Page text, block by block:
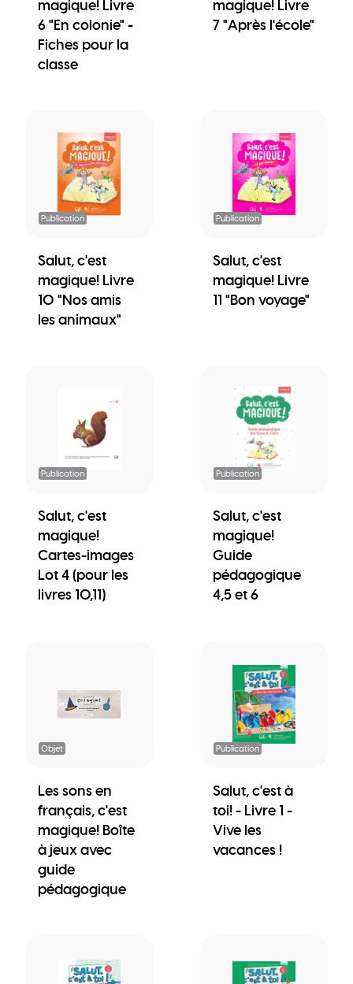
magique! Livre
6 "En colonie" -
Fiches pour la
classe
magique! Livre
7 "Après l'école"
Publication
Salut, c'est
magique! Livre
10 "Nos amis
les animaux"
Publication
Salut, c'est
magique! Livre
11 "Bon voyage"
Publication
Salut, c'est
magique!
Cartes-images
Lot 4 (pour les
livres 10,11)
Publication
Salut, c'est
magique!
Guide
pédagogique
4,5 et 6
Objet
Les sons en
français, c'est
magique! Boîte
à jeux avec
guide
pédagogique
Publication
Salut, c'est à
toi! - Livre 1 -
Vive les
vacances !